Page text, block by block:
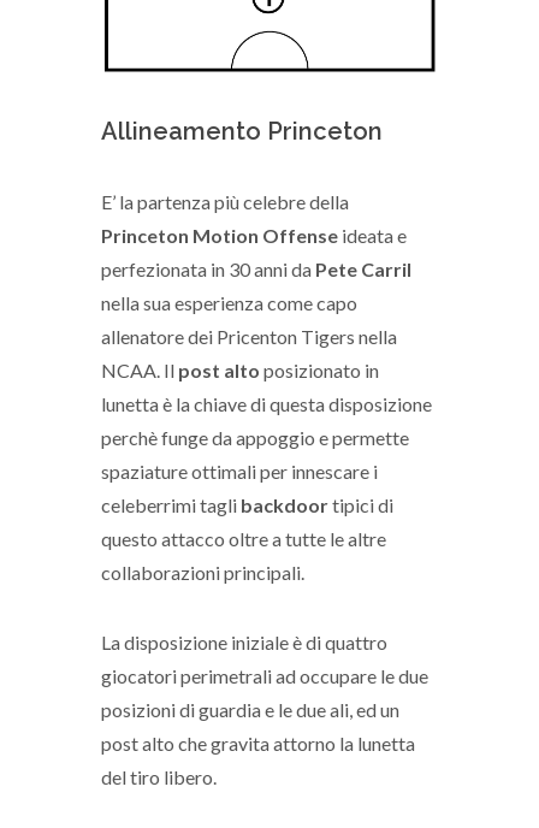
Allineamento Princeton
E’ la partenza più celebre della
Princeton Motion Offense ideata e
perfezionata in 30 anni da Pete Carril
nella sua esperienza come capo
allenatore dei Pricenton Tigers nella
NCAA. Il post alto posizionato in
lunetta è la chiave di questa disposizione
perchè funge da appoggio e permette
spaziature ottimali per innescare i
celeberrimi tagli backdoortipici di
questo attacco oltre a tutte le altre
collaborazioni principali.
La disposizione iniziale è di quattro
giocatori perimetrali ad occupare le due
posizioni di guardia e le due ali, ed un
post alto che gravita attorno la lunetta
del tiro libero.